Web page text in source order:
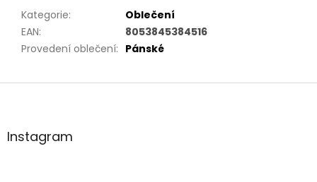
Kategorie:
Oblečení
EAN:
8053845384516
Provedení oblečení: Pánské
Z
aInstagram